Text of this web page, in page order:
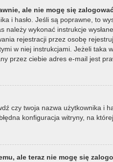
ale nie mogę się
i hasło. Jeśli są poprawne, to
należy wykonać instrukcje
rejestracji przez osobę
w niej instrukcjami. Jeżeli taka
przez ciebie adres e-mail jest
czy twoja nazwa użytkownika i
konfiguracja witryny, na
ale teraz nie mogę się